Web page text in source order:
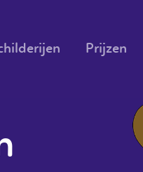
Prijzen